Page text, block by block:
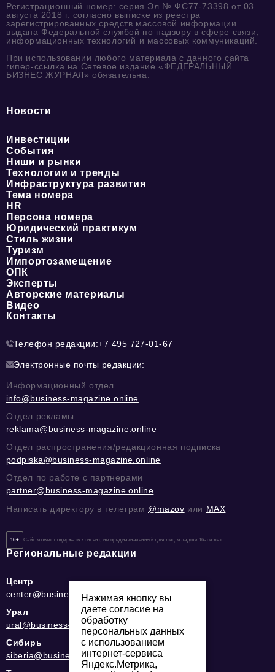
Регистрационный номер: серия Эл № ФС77-73398 от 03
августа 2018 г. согласно выписке из реестра
зарегистрированных средств массовой информации
выдана Федеральной службой по надзору в сфере связи,
информационных технологий и массовых коммуникаций.
При использовании любого материала с данного сайта
гипер-ссылка на Сетевое издание «ФЕДЕРАЛЬНЫЙ
БИЗНЕС ЖУРНАЛ» обязательна.
Новости
Инвестиции
События
Ниши и рынки
Технологии и тренды
Инфраструктура развития
Тема номера
HR
Персона номера
Юридический практикум
Стиль жизни
Туризм
Импортозамещение
ОПК
Эксперты
Авторские материалы
Видео
Контакты
Телефон редакции:+7 495 727-01-67
Электронные почты редакции:
Информационный отдел
info@business-magazine.online
Отдел рекламы
reklama@business-magazine.online
Отдел распространения/редакционная подписка
podpiska@business-magazine.online
Отдел по работе с партнерами
partner@business-magazine.online
Написать директору в телеграм @mazov или MAX
16+ Сайт может содержать контент, не предназначенный для лиц младше 16-ти лет.
Региональные редакции
Центр
center@business-magazine.online
Урал
ural@business-magazine.online
Сибирь
siberia@business-magazine.online
Нажимая кнопку вы
даете согласие на
обработку
персональных данных
с использованием
интернет-сервиса
Яндекс.Метрика,